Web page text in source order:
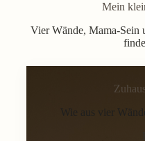
Mein
Vier Wände, Mama-Sein
Wie aus vier